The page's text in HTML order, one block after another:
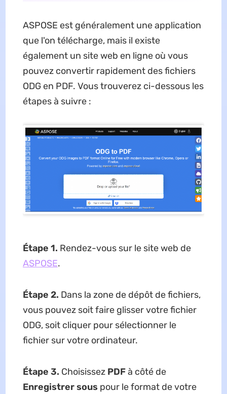
ASPOSE est généralement une application
que l'on télécharge, mais il existe
également un site web en ligne où vous
pouvez convertir rapidement des fichiers
ODG en PDF. Vous trouverez ci-dessous les
étapes à suivre :
Étape 1. Rendez-vous sur le site web de
ASPOSE.
Étape 2. Dans la zone de dépôt de fichiers,
vous pouvez soit faire glisser votre fichier
ODG, soit cliquer pour sélectionner le
fichier sur votre ordinateur.
Étape 3. Choisissez PDFà côté de
Enregistrer sous pour le format de votre